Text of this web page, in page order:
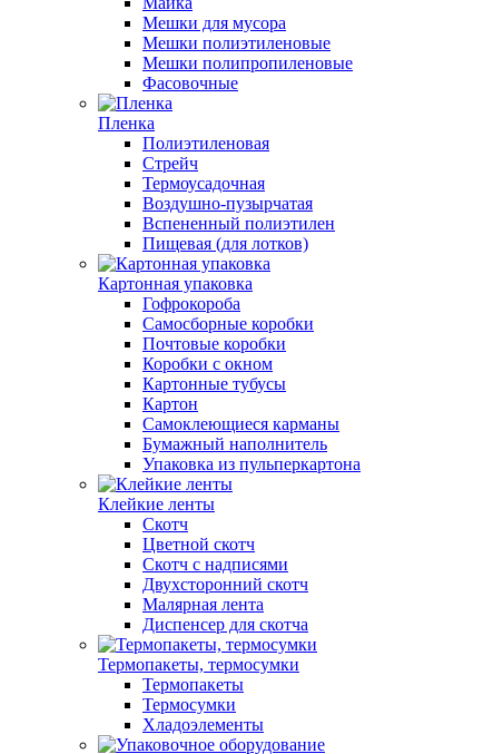
Мешки для мусора
Мешки полиэтиленовые
Мешки полипропиленовые
Фасовочные
Пленка
Полиэтиленовая
Стрейч
Термоусадочная
Воздушно-пузырчатая
Вспененный полиэтилен
Пищевая (для лотков)
Картонная упаковка
Гофрокороба
Самосборные коробки
Почтовые коробки
Коробки с окном
Картонные тубусы
Картон
Самоклеющиеся карманы
Бумажный наполнитель
Упаковка из пульперкартона
Клейкие ленты
Скотч
Цветной скотч
Скотч с надписями
Двухсторонний скотч
Малярная лента
Диспенсер для скотча
Термопакеты, термосумки
Термопакеты
Термосумки
Хладоэлементы